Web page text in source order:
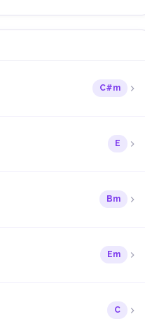
C#m
E
Bm
Em
C